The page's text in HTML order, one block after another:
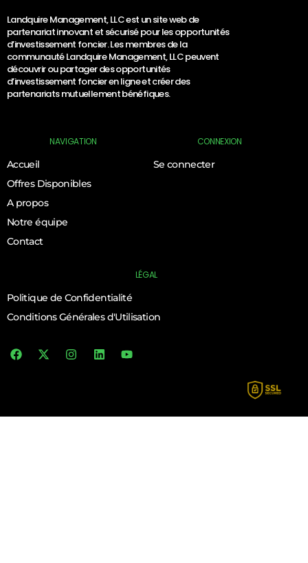
Landquire Management, LLC est un site web de
partenariat innovant et sécurisé pour les opportunités
d’investissement foncier. Les membres de la
communauté Landquire Management, LLC peuvent
découvrir ou partager des opportunités
d’investissement foncier en ligne et créer des
partenariats mutuellement bénéfiques.
NAVIGATION
Accueil
Offres Disponibles
A propos
Notre équipe
Contact
CONNEXION
Se connecter
LÉGAL
Politique de Confidentialité
Conditions Générales d'Utilisation